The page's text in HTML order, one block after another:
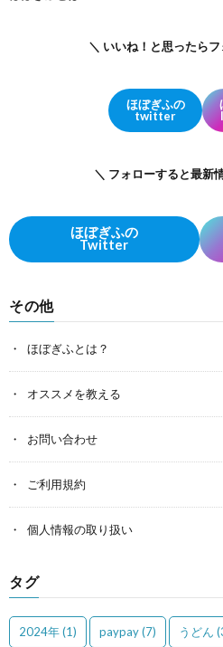
＼ いいね！と思ったら
ほぼぎふの
twitter
＼ フォローすると最新
ほぼぎふの
Twitter
その他
ほぼぎふとは？
オススメを教える
お問い合わせ
ご利用規約
個人情報の取り扱い
タグ
2024年(1) paypay(7) うどん